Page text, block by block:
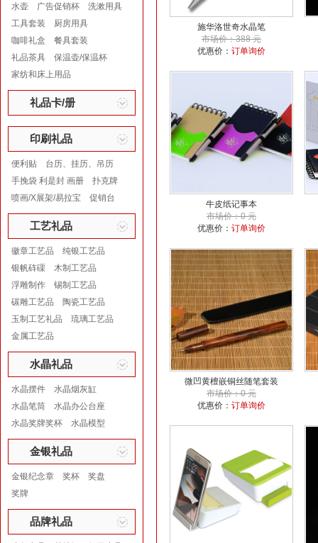
水壶
广告促销杯
洗漱用具
工具套装
厨房用具
咖啡礼盒
餐具套装
礼品茶具
保温壶/保温杯
家纺和床上用品
礼品卡/册
印刷礼品
便利贴
台历、挂历、吊历
手挽袋 利是封 画册
扑克牌
喷画/X展架/易拉宝
促销台
工艺礼品
徽章工艺品
纯银工艺品
银帆砗磲
木制工艺品
浮雕制作
锡制工艺品
碳雕工艺品
陶瓷工艺品
玉制工艺礼品
琉璃工艺品
金属工艺品
水晶礼品
水晶摆件
水晶烟灰缸
水晶笔筒
水晶办公台座
水晶奖牌奖杯
水晶模型
金银礼品
金银纪念章 奖杯
奖盘
奖牌
品牌礼品
施华洛世奇水晶笔
市场价：388 元
优惠价： 订单询价
牛皮纸记事本
市场价：0 元
优惠价： 订单询价
微凹黄檀嵌铜丝随笔套装
市场价：0 元
优惠价： 订单询价